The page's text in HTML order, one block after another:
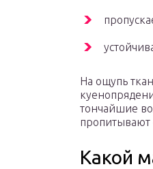
На ощупь
тончайшие
Какой